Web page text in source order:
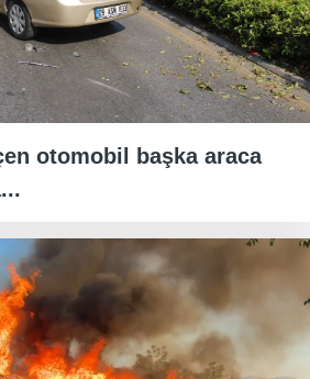
otomobil başka araca